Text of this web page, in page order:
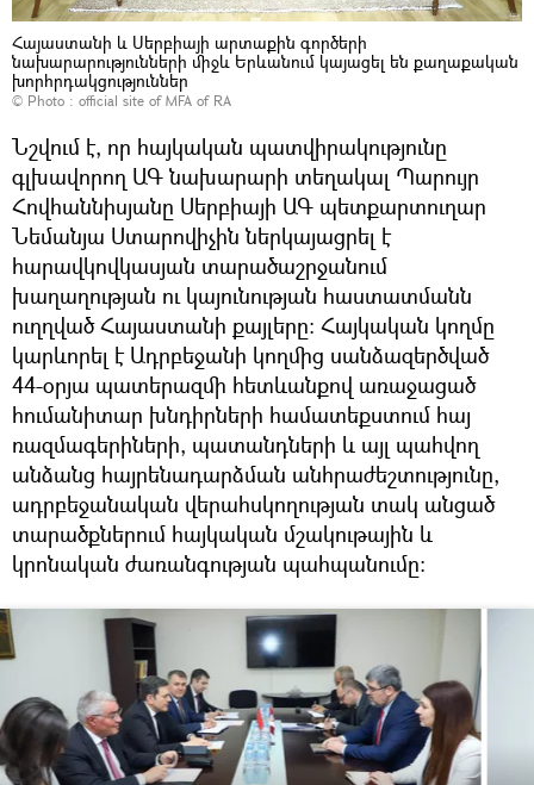
Հայաստանի և Սերբիայի արտաքին գործերի
նախարարությունների միջև Երևանում կայացել են քաղաքական
խորհրդակցություններ
© Photo : official site of MFA of RA
Նշվում է, որ հայկական պատվիրակությունը
գլխավորող ԱԳ նախարարի տեղակալ Պարույր
Հովհաննիսյանը Սերբիայի ԱԳ պետքարտուղար
Նեմանյա Ստարովիչին ներկայացրել է
հարավկովկասյան տարածաշրջանում
խաղաղության ու կայունության հաստատմանն
ուղղված Հայաստանի քայլերը։ Հայկական կողմը
կարևորել է Ադրբեջանի կողմից սանձազերծված
44-օրյա պատերազմի հետևանքով առաջացած
հումանիտար խնդիրների համատեքստում հայ
ռազմագերիների, պատանդների և այլ պահվող
անձանց հայրենադարձման անհրաժեշտությունը,
ադրբեջանական վերահսկողության տակ անցած
տարածքներում հայկական մշակութային և
կրոնական ժառանգության պահպանումը։